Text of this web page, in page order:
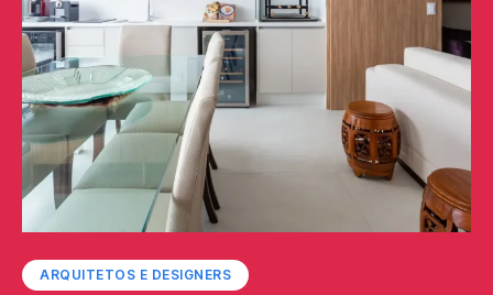
ARQUITETOS E DESIGNERS